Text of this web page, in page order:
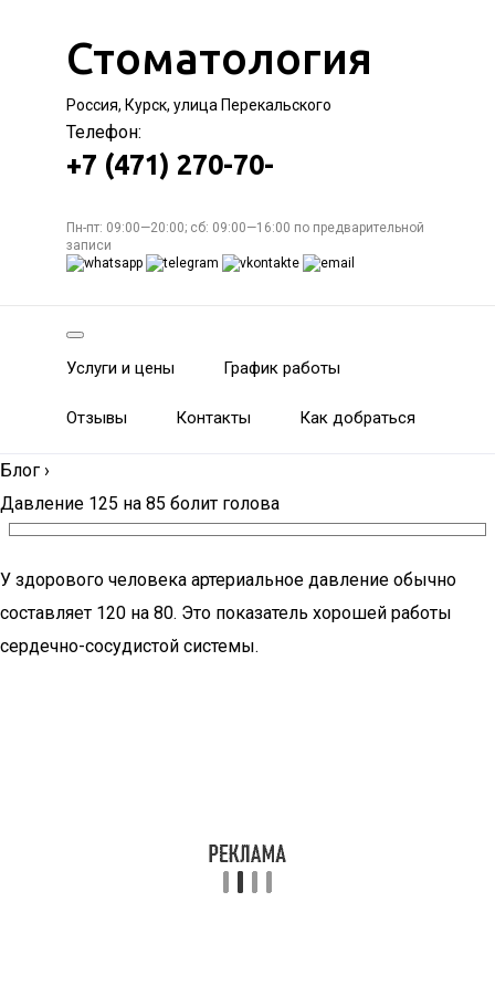
Стоматология
Россия, Курск, улица Перекальского
Телефон:
+7 (471) 270-70-
Пн-пт: 09:00—20:00; сб: 09:00—16:00 по предварительной
записи
Услуги и цены График работы
Отзывы Контакты Как добраться
Блог ›
Давление 125 на 85 болит голова
У здорового человека артериальное давление обычно
составляет 120 на 80. Это показатель хорошей работы
сердечно-сосудистой системы.